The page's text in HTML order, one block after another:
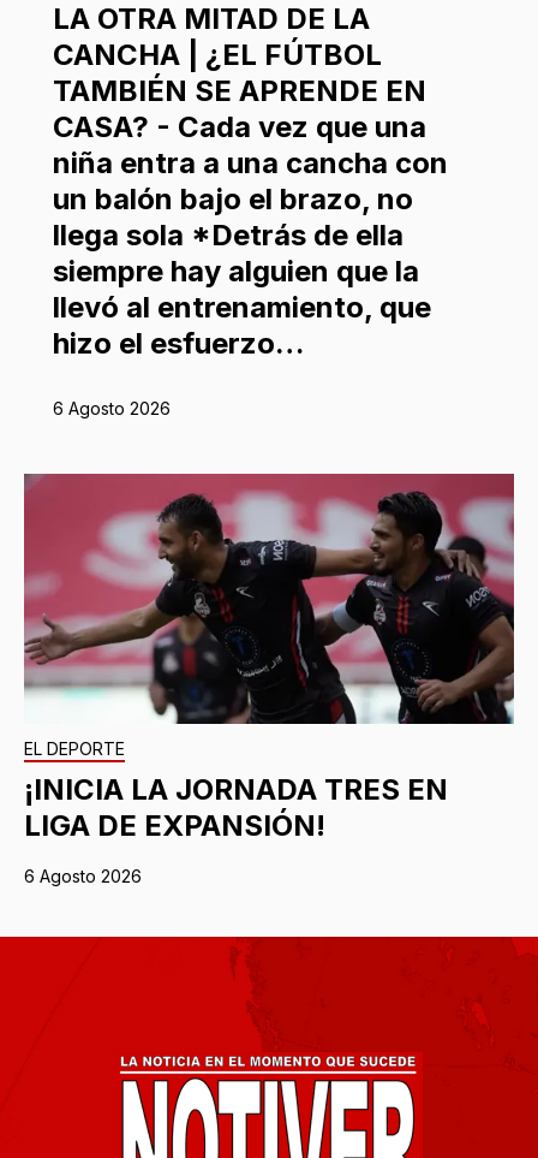
LA OTRA MITAD DE LA
CANCHA | ¿EL FÚTBOL
TAMBIÉN SE APRENDE EN
CASA? - Cada vez que una
niña entra a una cancha con
un balón bajo el brazo, no
llega sola *Detrás de ella
siempre hay alguien que la
llevó al entrenamiento, que
hizo el esfuerzo…
6 Agosto 2026
EL DEPORTE
¡INICIA LA JORNADA TRES EN
LIGA DE EXPANSIÓN!
6 Agosto 2026